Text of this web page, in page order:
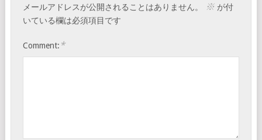
メールアドレスが公開されることはありません。 ※ が付
いている欄は必須項目です
Comment: *